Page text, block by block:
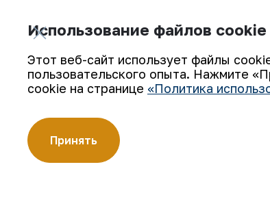
Подпишитесь на обновления:
АО «Навоийский горно-металлургический
Использование файлов cookie
Этот веб-сайт использует файлы
пользовательского опыта. Нажмите
cookie на странице «Политика
Принять